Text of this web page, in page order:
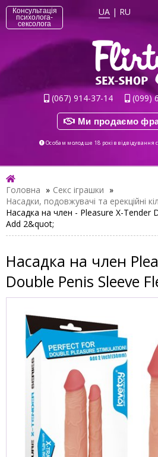
Консультація
психолога-
сексолога
UA | RU
(067) 914-37-14 (099)
Ми продаємо
Особам молодше 18 років відвідування
Головна » Секс іграшки »
Насадки, подовжувачі та ерекційні
Насадка на член - Pleasure X-Tender
Add 2&quot;
Насадка на член
Double Penis Sleeve